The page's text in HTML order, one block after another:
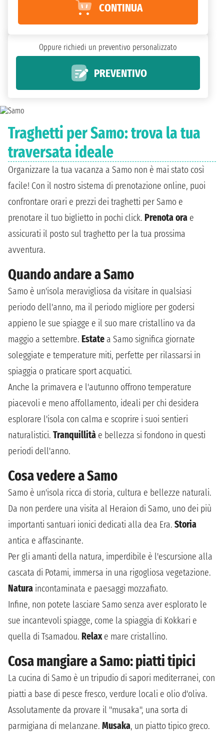
Traghetti per Samo: trova la tua
traversata ideale
Organizzare la tua vacanza a Samo non è mai stato così
facile! Con il nostro sistema di prenotazione online, puoi
confrontare orari e prezzi dei traghetti per Samo e
prenotare il tuo biglietto in pochi click. Prenota ora e
assicurati il posto sul traghetto per la tua prossima
avventura.
Quando andare a Samo
Samo è un'isola meravigliosa da visitare in qualsiasi
periodo dell'anno, ma il periodo migliore per godersi
appieno le sue spiagge e il suo mare cristallino va da
maggio a settembre. Estate a Samo significa giornate
soleggiate e temperature miti, perfette per rilassarsi in
spiaggia o praticare sport acquatici.
Anche la primavera e l'autunno offrono temperature
piacevoli e meno affollamento, ideali per chi desidera
esplorare l'isola con calma e scoprire i suoi sentieri
naturalistici. Tranquillità e bellezza si fondono in questi
periodi dell'anno.
Cosa vedere a Samo
Samo è un'isola ricca di storia, cultura e bellezze naturali.
Da non perdere una visita al Heraion di Samo, uno dei più
importanti santuari ionici dedicati alla dea Era. Storia
antica e affascinante.
Per gli amanti della natura, imperdibile è l'escursione alla
cascata di Potami, immersa in una rigogliosa vegetazione.
Natura incontaminata e paesaggi mozzafiato.
Infine, non potete lasciare Samo senza aver esplorato le
sue incantevoli spiagge, come la spiaggia di Kokkari e
quella di Tsamadou. Relaxe mare cristallino.
Cosa mangiare a Samo: piatti tipici
La cucina di Samo è un tripudio di sapori mediterranei, con
piatti a base di pesce fresco, verdure locali e olio d'oliva.
Assolutamente da provare il "musaka", una sorta di
parmigiana di melanzane. Musaka, un piatto tipico greco.
CONTINUA
Oppure richiedi un preventivo personalizzato
PREVENTIVO